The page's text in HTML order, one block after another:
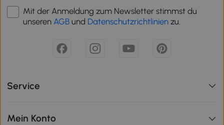
Mit der Anmeldung zum Newsletter stimmst du
unseren AGB und Datenschutzrichtlinien zu.
Service
Mein Konto